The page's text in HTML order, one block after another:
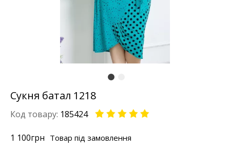
Сукня батал 1218
Код товару: 185424
1 100грн Товар під замовлення